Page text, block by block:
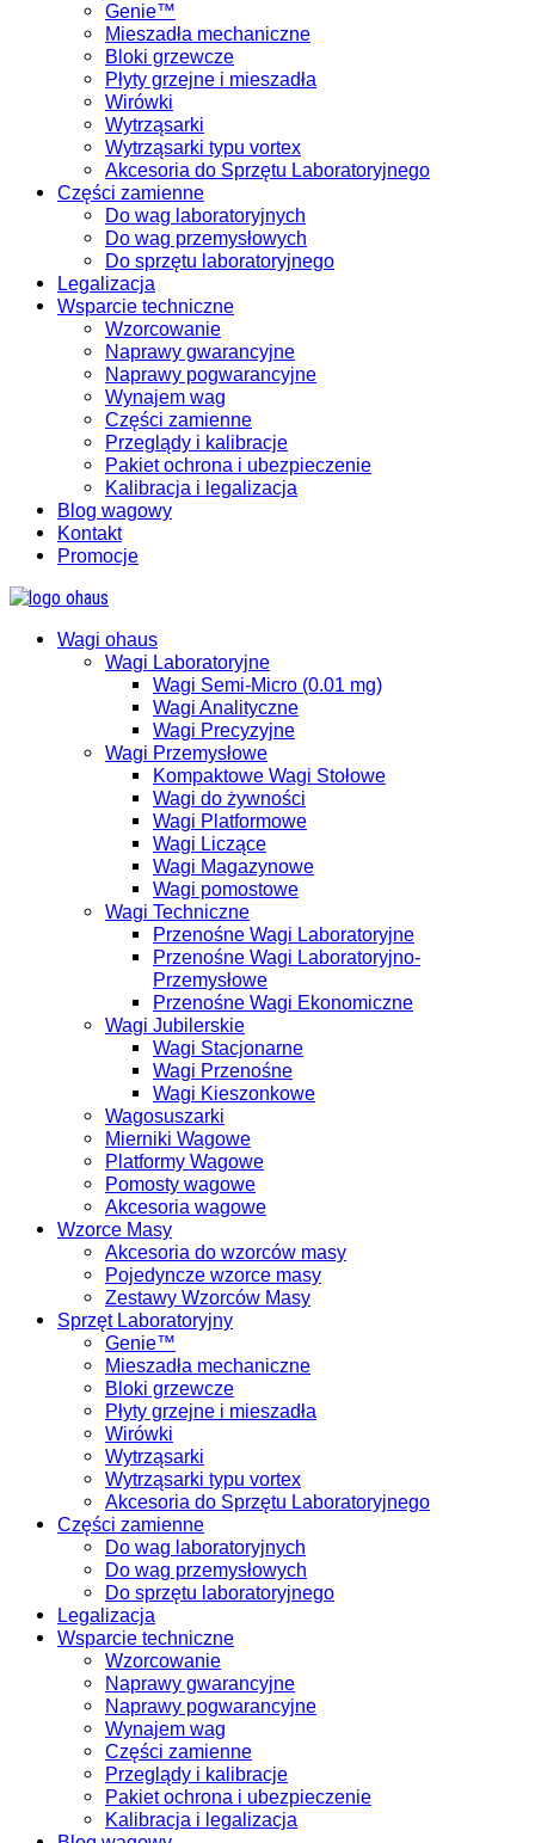
Genie™
Mieszadła mechaniczne
Bloki grzewcze
Płyty grzejne i mieszadła
Wirówki
Wytrząsarki
Wytrząsarki typu vortex
Akcesoria do Sprzętu Laboratoryjnego
Części zamienne
Do wag laboratoryjnych
Do wag przemysłowych
Do sprzętu laboratoryjnego
Legalizacja
Wsparcie techniczne
Wzorcowanie
Naprawy gwarancyjne
Naprawy pogwarancyjne
Wynajem wag
Części zamienne
Przeglądy i kalibracje
Pakiet ochrona i ubezpieczenie
Kalibracja i legalizacja
Blog wagowy
Kontakt
Promocje
Wagi ohaus
Wagi Laboratoryjne
Wagi Semi-Micro (0.01 mg)
Wagi Analityczne
Wagi Precyzyjne
Wagi Przemysłowe
Kompaktowe Wagi Stołowe
Wagi do żywności
Wagi Platformowe
Wagi Liczące
Wagi Magazynowe
Wagi pomostowe
Wagi Techniczne
Przenośne Wagi Laboratoryjne
Przenośne Wagi Laboratoryjno-
Przemysłowe
Przenośne Wagi Ekonomiczne
Wagi Jubilerskie
Wagi Stacjonarne
Wagi Przenośne
Wagi Kieszonkowe
Wagosuszarki
Mierniki Wagowe
Platformy Wagowe
Pomosty wagowe
Akcesoria wagowe
Wzorce Masy
Akcesoria do wzorców masy
Pojedyncze wzorce masy
Zestawy Wzorców Masy
Sprzęt Laboratoryjny
Genie™
Mieszadła mechaniczne
Bloki grzewcze
Płyty grzejne i mieszadła
Wirówki
Wytrząsarki
Wytrząsarki typu vortex
Akcesoria do Sprzętu Laboratoryjnego
Części zamienne
Do wag laboratoryjnych
Do wag przemysłowych
Do sprzętu laboratoryjnego
Legalizacja
Wsparcie techniczne
Wzorcowanie
Naprawy gwarancyjne
Naprawy pogwarancyjne
Wynajem wag
Części zamienne
Przeglądy i kalibracje
Pakiet ochrona i ubezpieczenie
Kalibracja i legalizacja